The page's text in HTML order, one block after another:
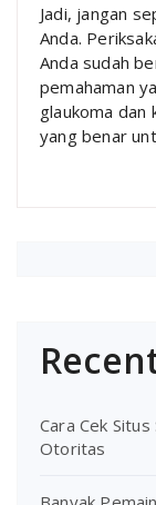
Jadi, jangan
Anda.
Anda sudah
pemahaman
glaukoma dan
yang benar
Cara Cek
Otoritas